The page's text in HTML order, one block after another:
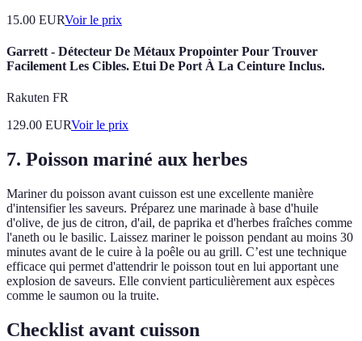
15.00 EURVoir le prix
Garrett - Détecteur De Métaux Propointer Pour Trouver
Facilement Les Cibles. Etui De Port À La Ceinture Inclus.
Rakuten FR
129.00 EURVoir le prix
7. Poisson mariné aux herbes
Mariner du poisson avant cuisson est une excellente manière
d'intensifier les saveurs. Préparez une marinade à base d'huile
d'olive, de jus de citron, d'ail, de paprika et d'herbes fraîches comme
l'aneth ou le basilic. Laissez mariner le poisson pendant au moins 30
minutes avant de le cuire à la poêle ou au grill. C’est une technique
efficace qui permet d'attendrir le poisson tout en lui apportant une
explosion de saveurs. Elle convient particulièrement aux espèces
comme le saumon ou la truite.
Checklist avant cuisson